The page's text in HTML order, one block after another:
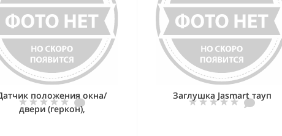
положения окна/
двери (геркон),
Заглушка Jasmart тауп